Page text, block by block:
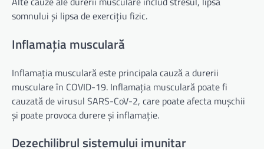
somnului și lipsa de exercițiu fizic.
Inflamația musculară
Inflamația musculară este principala cauză a durerii
musculare în COVID-19. Inflamația musculară poate fi
cauzată de virusul SARS-CoV-2, care poate afecta mușchii
și poate provoca durere și inflamație.
Dezechilibrul sistemului imunitar